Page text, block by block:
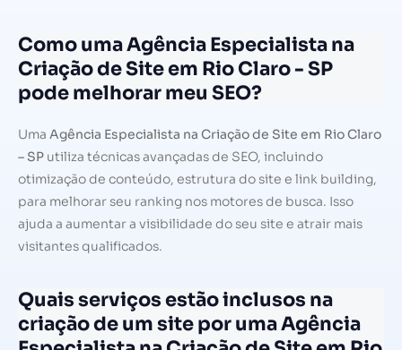
Como uma Agência Especialista na
Criação de Site em Rio Claro - SP
pode melhorar meu SEO?
Uma Agência Especialista na Criação de Site em Rio Claro
– SP utiliza técnicas avançadas de SEO, incluindo
otimização de conteúdo, estrutura do site e link building,
para melhorar seu ranking nos motores de busca. Isso
ajuda a aumentar a visibilidade do seu site e atrair mais
visitantes qualificados.
Quais serviços estão inclusos na
criação de um site por uma Agência